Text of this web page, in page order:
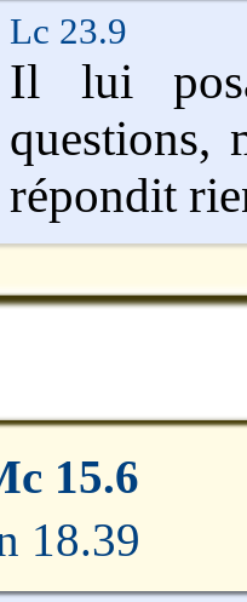
Lc 23.9
Il lui
questions,
répondit
15.6
18.39